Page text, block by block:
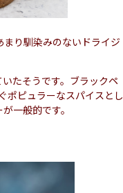
り馴染みのないドライジ
たそうです。ブラックペ
ポピュラーなスパイスとし
一般的です。